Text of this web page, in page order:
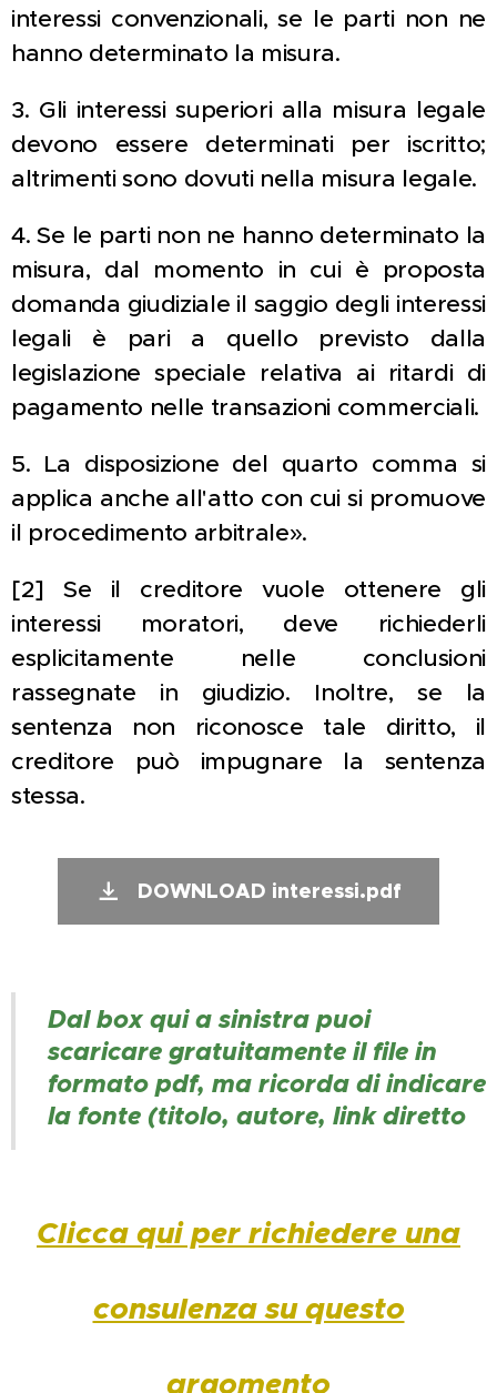
interessi convenzionali, se le parti non ne
hanno determinato la misura.
3. Gli interessi superiori alla misura legale
devono essere determinati per iscritto;
altrimenti sono dovuti nella misura legale.
4. Se le parti non ne hanno determinato la
misura, dal momento in cui è proposta
domanda giudiziale il saggio degli interessi
legali è pari a quello previsto dalla
legislazione speciale relativa ai ritardi di
pagamento nelle transazioni commerciali.
5. La disposizione del quarto comma si
applica anche all'atto con cui si promuove
il procedimento arbitrale».
[2] Se il creditore vuole ottenere gli
interessi moratori, deve richiederli
esplicitamente nelle conclusioni
rassegnate in giudizio. Inoltre, se la
sentenza non riconosce tale diritto, il
creditore può impugnare la sentenza
stessa.
DOWNLOAD interessi.pdf
Dal box qui a sinistra puoi
scaricare gratuitamente il file in
formato pdf, ma ricorda di indicare
la fonte (titolo, autore, link diretto
Clicca qui per richiedere una
consulenza su questo
argomento